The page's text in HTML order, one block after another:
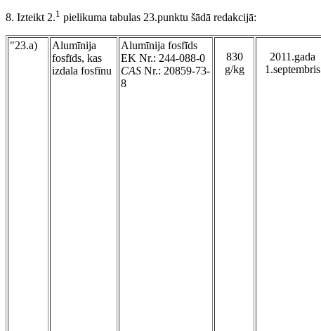
8. Izteikt 2.1 pielikuma tabulas 23.punktu šādā redakcijā:
"23.a)
Alumīnija
fosfīds, kas
izdala fosfīnu
Alumīnija fosfīds
EK Nr.: 244-088-0
CAS Nr.: 20859-73-
8
830
g/kg
2011.gada
1.septembris